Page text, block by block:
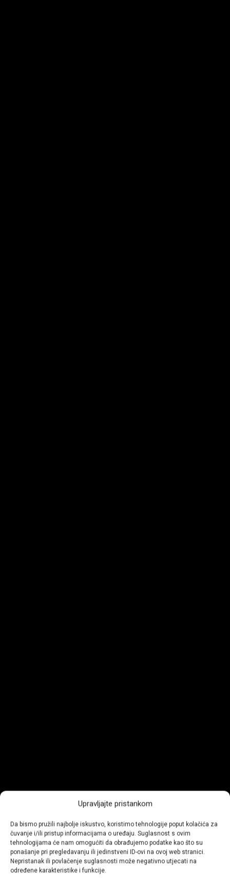
Upravljajte pristankom
Da bismo pružili najbolje iskustvo, koristimo tehnologije poput kolačića za
čuvanje i/ili pristup informacijama o uređaju. Suglasnost s ovim
tehnologijama će nam omogućiti da obrađujemo podatke kao što su
ponašanje pri pregledavanju ili jedinstveni ID-ovi na ovoj web stranici.
Nepristanak ili povlačenje suglasnosti može negativno utjecati na
određene karakteristike i funkcije.